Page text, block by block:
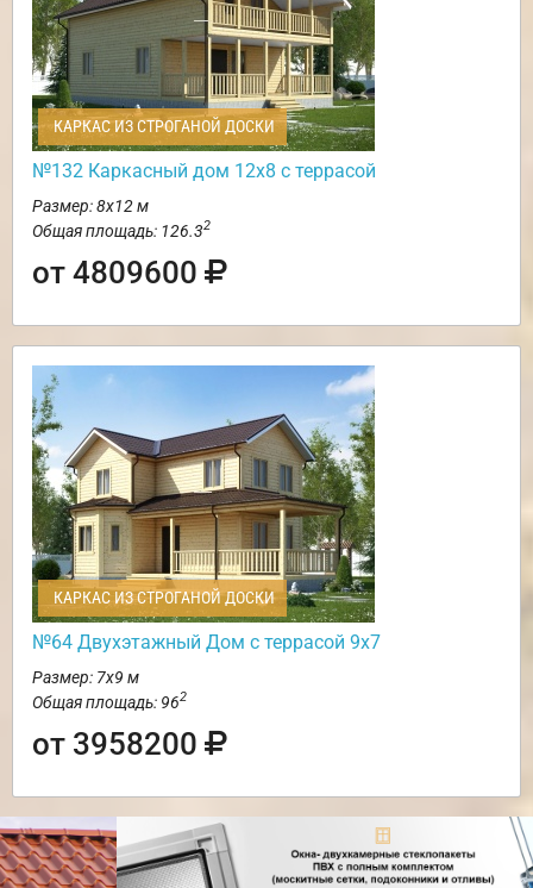
КАРКАС ИЗ СТРОГАНОЙ ДОСКИ
№132 Каркасный дом 12х8 с террасой
Размер: 8х12 м
Общая площадь: 126.32
от 4809600
КАРКАС ИЗ СТРОГАНОЙ ДОСКИ
№64 Двухэтажный Дом с террасой 9х7
Размер: 7х9 м
Общая площадь: 962
от 3958200